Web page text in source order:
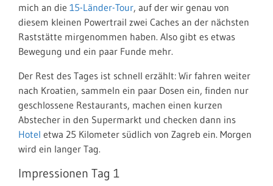
mich an die 15-Länder-Tour, auf der wir genau von
diesem kleinen Powertrail zwei Caches an der nächsten
Raststätte mirgenommen haben. Also gibt es etwas
Bewegung und ein paar Funde mehr.
Der Rest des Tages ist schnell erzählt: Wir fahren weiter
nach Kroatien, sammeln ein paar Dosen ein, finden nur
geschlossene Restaurants, machen einen kurzen
Abstecher in den Supermarkt und checken dann ins
Hotel etwa 25 Kilometer südlich von Zagreb ein. Morgen
wird ein langer Tag.
Impressionen Tag 1